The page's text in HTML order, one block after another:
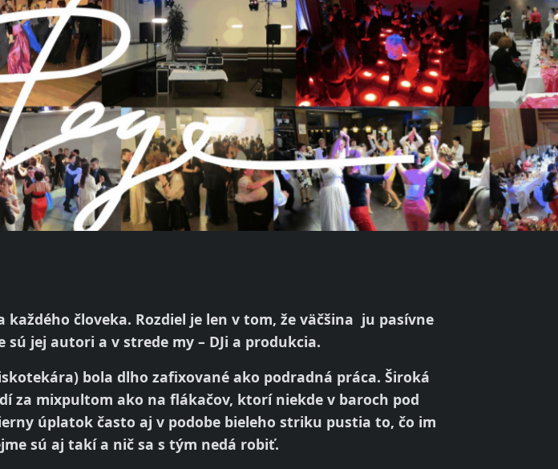
každého človeka. Rozdiel je len v tom, že väčšina ju pasívne
jej autori a v strede my – DJi a produkcia.
bola dlho zafixované ako podradná práca. Široká
za mixpultom ako na flákačov, ktorí niekde v baroch pod
úplatok často aj v podobe bieleho striku pustia to, čo im
sú aj takí a nič sa s tým nedá robiť.